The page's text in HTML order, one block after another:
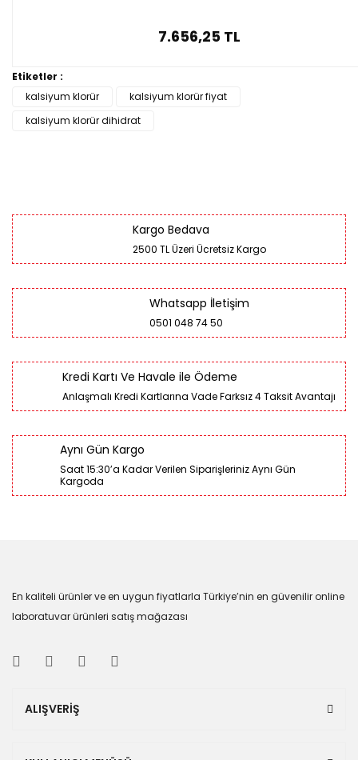
7.656,25 TL
Etiketler :
kalsiyum klorür
kalsiyum klorür fiyat
kalsiyum klorür dihidrat
Kargo Bedava
2500 TL Üzeri Ücretsiz Kargo
Whatsapp İletişim
0501 048 74 50
Kredi Kartı Ve Havale ile Ödeme
Anlaşmalı Kredi Kartlarına Vade Farksız 4 Taksit Avantajı
Aynı Gün Kargo
Saat 15:30’a Kadar Verilen Siparişleriniz Aynı Gün
Kargoda
En kaliteli ürünler ve en uygun fiyatlarla Türkiye’nin en güvenilir online
laboratuvar ürünleri satış mağazası
ALIŞVERİŞ